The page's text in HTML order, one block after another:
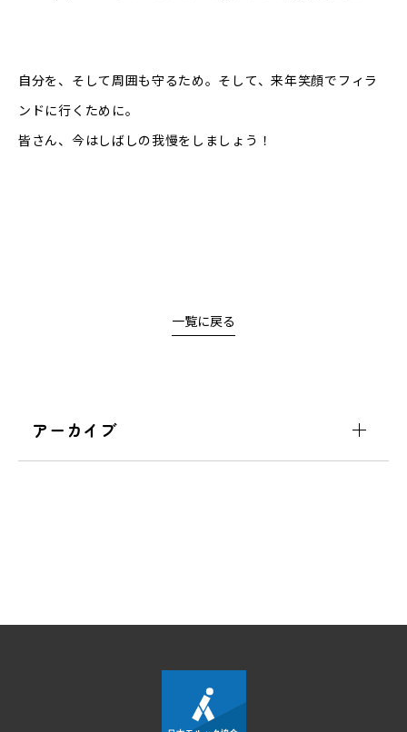
自分を、そして周囲も守るため。そして、来年笑顔でフィラ
ンドに行くために。
皆さん、今はしばしの我慢をしましょう！
一覧に戻る
アーカイブ